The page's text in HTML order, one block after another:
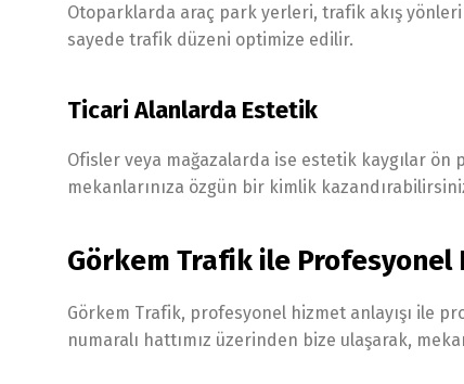
Otoparklarda araç park yerleri, trafik akış
sayede trafik düzeni optimize edilir.
Ticari Alanlarda Estetik
Ofisler veya mağazalarda ise estetik kaygılar ön
mekanlarınıza özgün bir kimlik
Görkem Trafik ile Profesyonel
Görkem Trafik, profesyonel hizmet anlayışı ile
numaralı hattımız üzerinden bize ulaşarak,